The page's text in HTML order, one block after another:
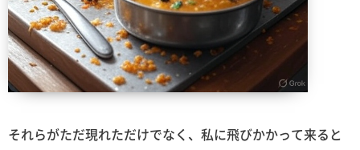
それらがただ現れただけでなく、私に飛びかかって来ると